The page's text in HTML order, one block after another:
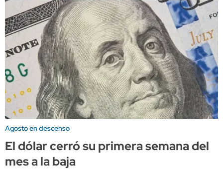
Agosto en descenso
El dólar cerró su primera semana del
mes a la baja